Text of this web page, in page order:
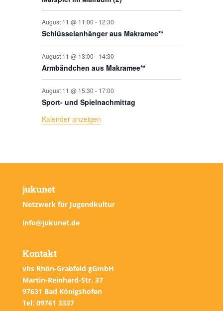
August 11 @ 11:00 - 12:30
Schlüsselanhänger aus Makramee**
August 11 @ 13:00 - 14:30
Armbändchen aus Makramee**
August 11 @ 15:30 - 17:00
Sport- und Spielnachmittag
Kalender anzeigen
jukunet
Netzwerk für Jugendkultur
info@jukunet.de
Kontakt
vhs Rhön-Grabfeld gGmbH
Martin-Reinhard-Str. 37
97631 Bad Königshofen
Tel: 09761 3337